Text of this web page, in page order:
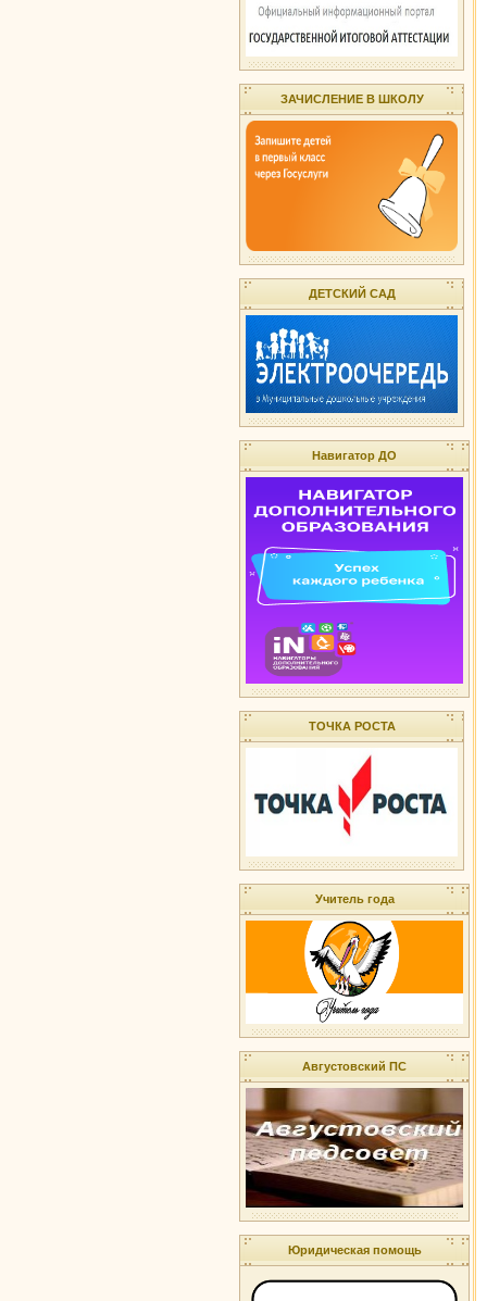
ЗАЧИСЛЕНИЕ В ШКОЛУ
ДЕТСКИЙ САД
Навигатор ДО
ТОЧКА РОСТА
Учитель года
Августовский ПС
Юридическая помощь